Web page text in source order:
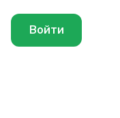
Войти